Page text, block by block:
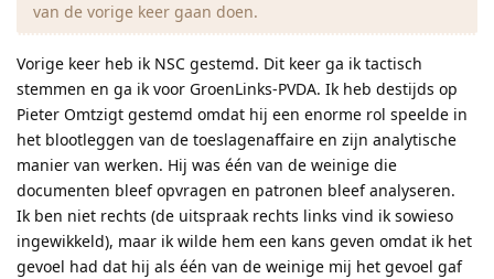
van de vorige keer gaan doen.
Vorige keer heb ik NSC gestemd. Dit keer ga ik tactisch
stemmen en ga ik voor GroenLinks-PVDA. Ik heb destijds op
Pieter Omtzigt gestemd omdat hij een enorme rol speelde in
het blootleggen van de toeslagenaffaire en zijn analytische
manier van werken. Hij was één van de weinige die
documenten bleef opvragen en patronen bleef analyseren.
Ik ben niet rechts (de uitspraak rechts links vind ik sowieso
ingewikkeld), maar ik wilde hem een kans geven omdat ik het
gevoel had dat hij als één van de weinige mij het gevoel gaf